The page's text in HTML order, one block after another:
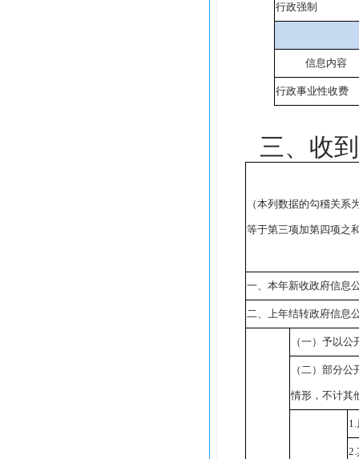
行政强制
信息内容
行政事业性收费
三、收
（本列数据的勾稽关系
等于第三项加第四项之
一、本年新收政府信息
二、上年结转政府信息
（一）予以公
（二）部分公
情形，不计其
1.
2.